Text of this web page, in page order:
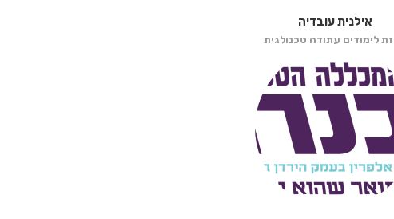
אילנית עובדיה
לימודים עתודה טכנולגית